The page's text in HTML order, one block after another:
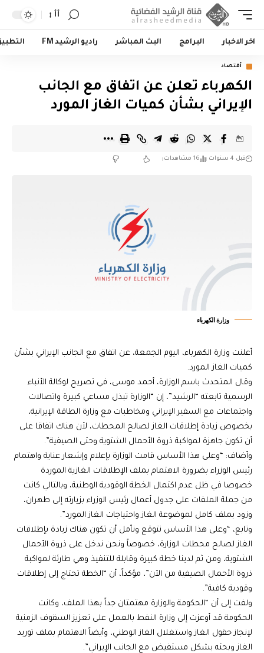
أأ
اخر الاخبار البرامج البث المباشر راديو الرشيد FM
أقتصاد
الكهرباء تعلن عن اتفاق مع الجانب
الإيراني بشأن كميات الغاز المورد
قبل 4 سنوات 16 مشاهدات
وزارة الكهرباء
أعلنت وزارة الكهرباء، اليوم الجمعة، عن اتفاق مع الجانب الإيراني بشأن
كميات الغاز المورد.
وقال المتحدث باسم الوزارة، أحمد موسى، في تصريح لوكالة الأنباء
الرسمية تابعته “الرشيد”، إن “الوزارة تبذل مساعي كبيرة واتصالات
واجتماعات مع السفير الإيراني ومخاطبات مع وزارة الطاقة الإيرانية،
بخصوص زيادة إطلاقات الغاز لصالح المحطات، لأن هناك اتفاقا على
أن تكون جاهزة لمواكبة ذروة الأحمال الشتوية وحتى الصيفية”.
وأضاف: “وعلى هذا الأساس قامت الوزارة بإعلام وإشعار عناية واهتمام
رئيس الوزراء بضرورة الاهتمام بملف الإطلاقات الغازية الموردة
خصوصا في ظل عدم اكتمال الخطة الوقودية الوطنية، وبالتالي كانت
من جملة الملفات على جدول أعمال رئيس الوزراء بزيارته إلى طهران،
وزود بملف كامل لموضوعة الغاز واحتياجات الغاز المورد”.
وتابع، “وعلى هذا الأساس نتوقع ونأمل أن تكون هناك زيادة بإطلاقات
الغاز لصالح محطات الوزارة، خصوصاً ونحن ندخل على ذروة الأحمال
الشتوية، ومن ثم لدينا خطة كبيرة وقابلة للتنفيذ وهي طارئة لمواكبة
ذروة الأحمال الصيفية من الآن”، مؤكداً، أن “الخطة تحتاج إلى إطلاقات
وقودية كافية”.
ولفت إلى أن “الحكومة والوزارة مهتمتان جداً بهذا الملف، وكانت
الحكومة قد أوعزت إلى وزارة النفط بالعمل على تعزيز السقوف الزمنية
لإنجاز حقول الغاز واستغلال الغاز الوطني، وأيضاً الاهتمام بملف توريد
الغاز وبحثه بشكل مستفيض مع الجانب الإيراني”.